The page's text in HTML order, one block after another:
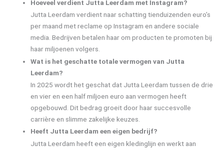
Hoeveel verdient Jutta Leerdam met Instagram?
Jutta Leerdam verdient naar schatting tienduizenden euro’s
per maand met reclame op Instagram en andere sociale
media. Bedrijven betalen haar om producten te promoten bij
haar miljoenen volgers.
Wat is het geschatte totale vermogen van Jutta
Leerdam?
In 2025 wordt het geschat dat Jutta Leerdam tussen de drie
en vier en een half miljoen euro aan vermogen heeft
opgebouwd. Dit bedrag groeit door haar succesvolle
carrière en slimme zakelijke keuzes.
Heeft Jutta Leerdam een eigen bedrijf?
Jutta Leerdam heeft een eigen kledinglijn en werkt aan